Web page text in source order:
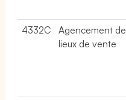
4332C
Agencement de
lieux de vente